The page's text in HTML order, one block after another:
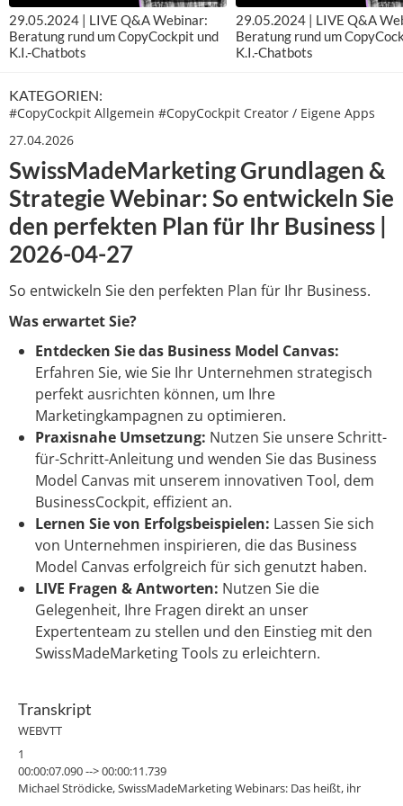
29.05.2024 | LIVE Q&A Webinar:
Beratung rund um CopyCockpit und
K.I.-Chatbots
29.05.2024 | LIVE Q&A
Beratung rund um
K.I.-Chatbots
KATEGORIEN:
#CopyCockpit Allgemein #CopyCockpit Creator / Eigene Apps
27.04.2026
SwissMadeMarketing Grundlagen &
Strategie Webinar: So entwickeln Sie
den perfekten Plan für Ihr Business |
2026-04-27
So entwickeln Sie den perfekten Plan für Ihr Business.
Was erwartet Sie?
Entdecken Sie das Business Model Canvas:
Erfahren Sie, wie Sie Ihr Unternehmen strategisch
perfekt ausrichten können, um Ihre
Marketingkampagnen zu optimieren.
Praxisnahe Umsetzung: Nutzen Sie unsere Schritt-
für-Schritt-Anleitung und wenden Sie das Business
Model Canvas mit unserem innovativen Tool, dem
BusinessCockpit, effizient an.
Lernen Sie von Erfolgsbeispielen: Lassen Sie sich
von Unternehmen inspirieren, die das Business
Model Canvas erfolgreich für sich genutzt haben.
LIVE Fragen & Antworten: Nutzen Sie die
Gelegenheit, Ihre Fragen direkt an unser
Expertenteam zu stellen und den Einstieg mit den
SwissMadeMarketing Tools zu erleichtern.
Transkript
WEBVTT
1
00:00:07.090 --> 00:00:11.739
Michael Strödicke, SwissMadeMarketing Webinars: Das heißt, ihr